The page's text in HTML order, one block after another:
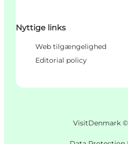
Nyttige links
Web tilgængelighed
Editorial policy
VisitDenmark ©